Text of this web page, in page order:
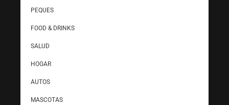
PEQUES
FOOD & DRINKS
SALUD
HOGAR
AUTOS
MASCOTAS